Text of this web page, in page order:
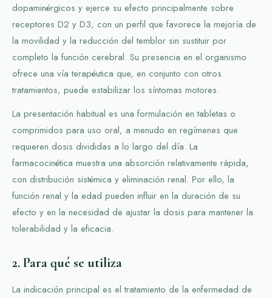
dopaminérgicos y ejerce su efecto principalmente sobre
receptores D2 y D3, con un perfil que favorece la mejoría de
la movilidad y la reducción del temblor sin sustituir por
completo la función cerebral. Su presencia en el organismo
ofrece una vía terapéutica que, en conjunto con otros
tratamientos, puede estabilizar los síntomas motores.
La presentación habitual es una formulación en tabletas o
comprimidos para uso oral, a menudo en regímenes que
requieren dosis divididas a lo largo del día. La
farmacocinética muestra una absorción relativamente rápida,
con distribución sistémica y eliminación renal. Por ello, la
función renal y la edad pueden influir en la duración de su
efecto y en la necesidad de ajustar la dosis para mantener la
tolerabilidad y la eficacia.
2. Para qué se utiliza
La indicación principal es el tratamiento de la enfermedad de